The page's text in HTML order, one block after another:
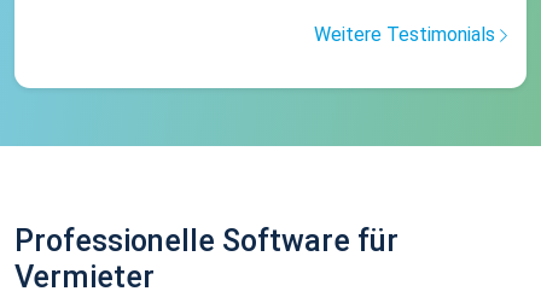
Weitere Testimonials
Professionelle Software für
Vermieter